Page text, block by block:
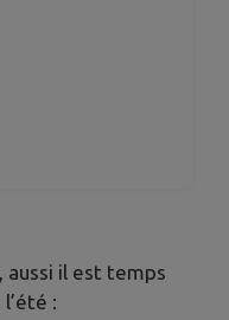
aussi il est temps
: